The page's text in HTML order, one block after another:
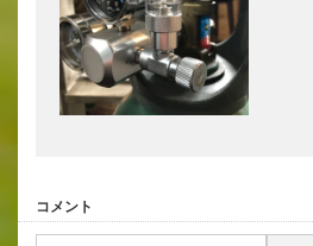
コメント